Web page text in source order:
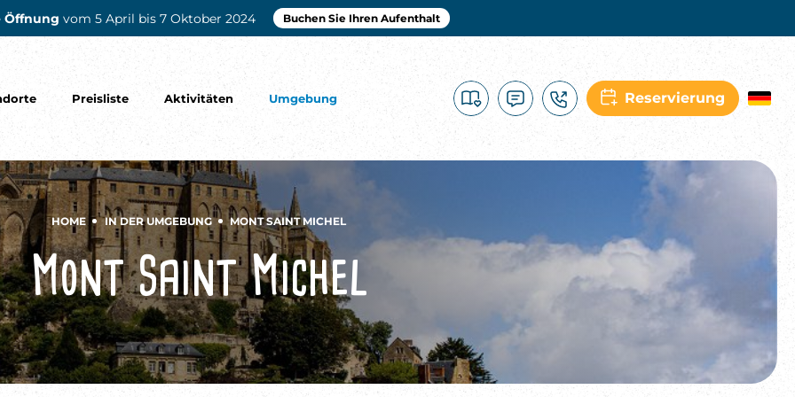
Öffnung vom 5 April bis 7 Oktober 2024 Buchen Sie Ihren Aufenthalt
Preisliste Aktivitäten Umgebung Reservierung
HOME IN DER UMGEBUNG MONT SAINT MICHEL
Mont Saint Michel